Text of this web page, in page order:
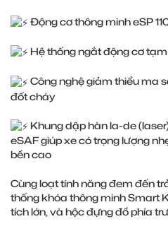
Động cơ thông minh eSP
Hệ thống ngắt động cơ
Công nghệ giảm thiểu ma
đốt cháy
Khung dập hàn la-de
eSAF giúp xe có trọng lượng
bền cao
Cùng loạt tính năng đem đến
thống khóa thông minh Smart
tích lớn, và hộc đựng đồ phía